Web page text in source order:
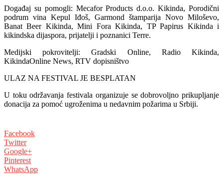
Događaj su pomogli: Mecafor Products d.o.o. Kikinda, Porodični
podrum vina Kepul Iđoš, Garmond štamparija Novo Miloševo,
Banat Beer Kikinda, Mini Fora Kikinda, TP Papirus Kikinda i
kikindska dijaspora, prijatelji i poznanici Terre.
Medijski pokrovitelji: Gradski Online, Radio Kikinda,
KikindaOnline News, RTV dopisništvo
ULAZ NA FESTIVAL JE BESPLATAN
U toku održavanja festivala organizuje se dobrovoljno prikupljanje
donacija za pomoć ugroženima u nedavnim požarima u Srbiji.
Facebook
Twitter
Google+
Pinterest
WhatsApp